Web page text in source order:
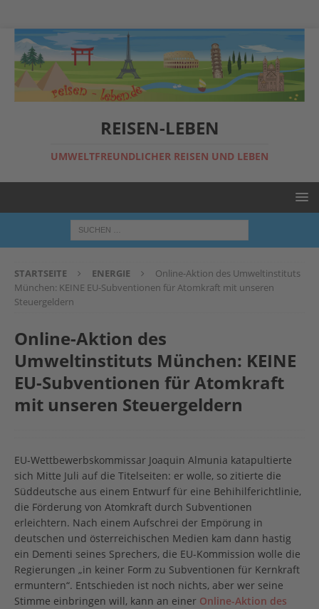
REISEN-LEBEN
UMWELTFREUNDLICHER REISEN UND LEBEN
STARTSEITE ENERGIE
Online-Aktion des Umweltinstituts
München: KEINE EU-Subventionen für Atomkraft mit unseren
Steuergeldern
Online-Aktion des
Umweltinstituts München: KEINE
EU-Subventionen für Atomkraft
mit unseren Steuergeldern
EU-Wettbewerbskommissar Joaquin Almunia katapultierte
sich Mitte Juli auf die Titelseiten: er wolle, so zitierte die
Süddeutsche aus einem Entwurf für eine Behihilferichtlinie,
die Förderung von Atomkraft durch Subventionen
erleichtern. Nach einem Aufschrei der Empörung in
deutschen und österreichischen Medien kam dann hastig
ein Dementi seines Sprechers, die EU-Kommission wolle die
Regierungen „in keiner Form zu Subventionen für Kernkraft
ermuntern“. Entschieden ist noch nichts, aber wer seine
Stimme einbringen will, kann an einer Online-Aktion des